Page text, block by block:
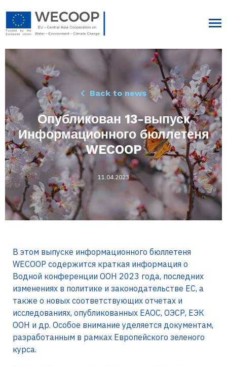
Back to news
Опубликован 13-выпуск
Информационного бюллетеня
WECOOP
11.04.2023
В этом выпуске информационного бюллетеня
WECOOP содержится краткая информация о
Водной конференции ООН 2023 года, последних
изменениях в политике и законодательстве ЕС, а
также о новых соответствующих отчетах и
исследованиях, опубликованных ЕАОС, ОЭСР, ЕЭК
ООН и др. Особое внимание уделяется документам,
разработанным в рамках Европейского зеленого
курса.